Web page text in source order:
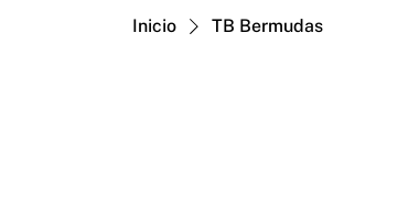
Inicio TB Bermudas